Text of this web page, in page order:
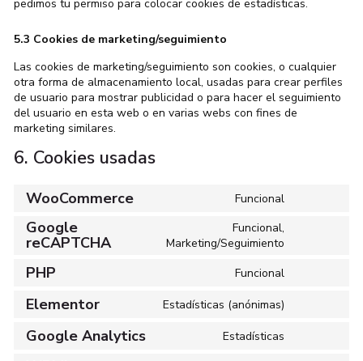
pedimos tu permiso para colocar cookies de estadísticas.
5.3 Cookies de marketing/seguimiento
Las cookies de marketing/seguimiento son cookies, o cualquier
otra forma de almacenamiento local, usadas para crear perfiles
de usuario para mostrar publicidad o para hacer el seguimiento
del usuario en esta web o en varias webs con fines de
marketing similares.
6. Cookies usadas
WooCommerce Funcional
Google
reCAPTCHA
Funcional,
Marketing/Seguimiento
PHP Funcional
Elementor Estadísticas (anónimas)
Google Analytics Estadísticas